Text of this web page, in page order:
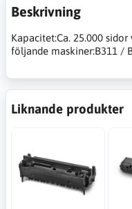
Beskrivning
Kapacitet:Ca. 25.000
följande maskiner:B311 /
Liknande produkter